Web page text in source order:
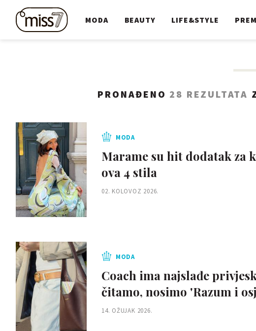
MODA BEAUTY LIFE&STYLE
PRONAĐENO 28 REZULTATA
MODA
Marame su hit dodatak za
ova 4 stila
02. KOLOVOZ 2026.
MODA
Coach ima najslađe
čitamo, nosimo 'Razum i
14. OŽUJAK 2026.